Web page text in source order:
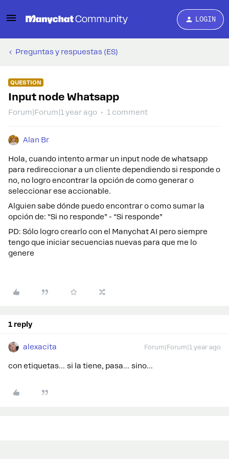
LOGIN
Preguntas y respuestas (ES)
QUESTION
Input node Whatsapp
Forum|Forum|1 year ago 1 comment
Alan Br
Hola, cuando intento armar un input node de whatsapp
para redireccionar a un cliente dependiendo si responde o
no, no logro encontrar la opción de como generar o
seleccionar ese accionable.
Alguien sabe dónde puedo encontrar o como sumar la
opción de: “Si no responde” - “Si responde”
PD: Sólo logro crearlo con el Manychat AI pero siempre
tengo que iniciar secuencias nuevas para que me lo
genere
1 reply
alexacita Forum|Forum|1 year ago
con etiquetas… si la tiene, pasa… sino...